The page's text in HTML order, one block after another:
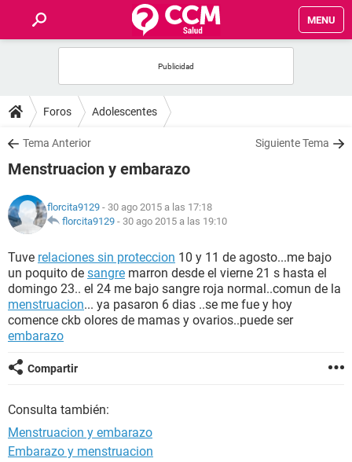
MENU
FOROS
SALUD
NUTRICIÓN
BIENESTAR
SEXUALIDAD
GLOSARIO
Foros Adolescentes
Tema Anterior Siguiente Tema
Menstruacion y embarazo
florcita9129 - 30 ago 2015 a las 17:18
florcita9129 - 30 ago 2015 a las 19:10
Tuve relaciones sin proteccion 10 y 11 de agosto...me bajo
un poquito de sangre marron desde el vierne 21 s hasta el
domingo 23.. el 24 me bajo sangre roja normal..comun de la
menstruacion... ya pasaron 6 dias ..se me fue y hoy
comence ckb olores de mamas y ovarios..puede ser
embarazo
Compartir
Consulta también:
Menstruacion y embarazo
Embarazo y menstruacion